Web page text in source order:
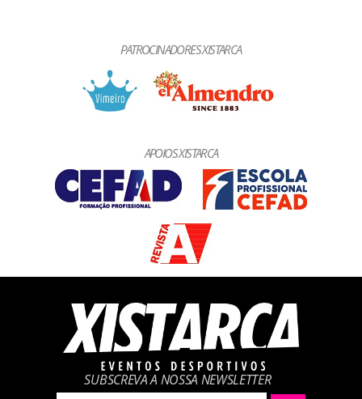
PATROCINADORES XISTARCA
APOIOS XISTARCA
SUBSCREVA A NOSSA NEWSLETTER